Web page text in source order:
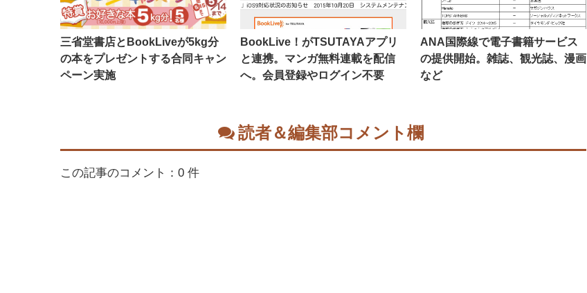
三省堂書店とBookLiveが5kg分
の本をプレゼントする合同キャン
ペーン実施
BookLive！がTSUTAYAアプリ
と連携。マンガ無料連載を配信
へ。会員登録やログイン不要
ANA国際線で電子書籍サービス
の提供開始。雑誌、観光誌、漫画
など
読者＆編集部コメント欄
この記事のコメント：0 件